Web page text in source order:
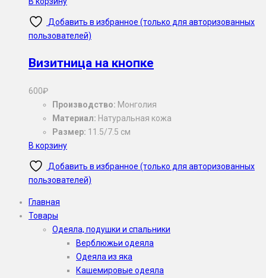
Добавить в избранное (только для авторизованных
пользователей)
Визитница на кнопке
600₽
Производство: Монголия
Материал: Натуральная кожа
Размер: 11.5/7.5 см
В корзину
Добавить в избранное (только для авторизованных
пользователей)
Главная
Товары
Одеяла, подушки и спальники
Верблюжьи одеяла
Одеяла из яка
Кашемировые одеяла